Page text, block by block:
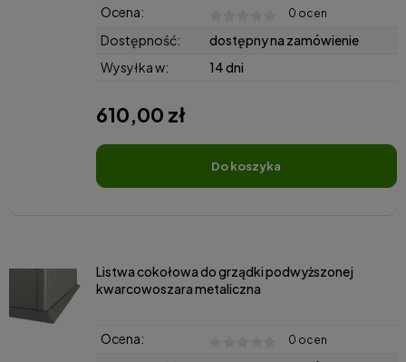
Ocena: 0 ocen
Dostępność:
dostępny na zamówienie
Wysyłka w:
14 dni
610,00 zł
do koszyka
Listwa cokołowa do grządki podwyższonej
kwarcowoszara metaliczna
Ocena: 0 ocen